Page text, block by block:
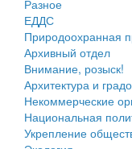
Сельские поселения
Разное
ЕДДС
Природоохранная
Архивный отдел
Внимание, розыск!
Архитектура и
Некоммерческие
Национальная
Укрепление